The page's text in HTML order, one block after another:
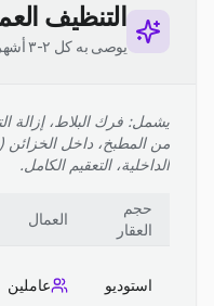
التنظيف
يوصى به كل ٢-٣ أشهر
يشمل: فرك البلاط، إزالة
من المطبخ، داخل الخزائن
الداخلية، التعقيم الكامل.
حجم
العقار
العمال
استوديو عاملين